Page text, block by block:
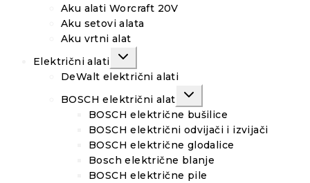
Aku alati Worcraft 20V
Aku setovi alata
Aku vrtni alat
Električni alati
TOGGLE
MENU
DeWalt električni alati
BOSCH električni alat
TOGGLE
MENU
BOSCH električne bušilice
BOSCH električni odvijači i izvijači
BOSCH električne glodalice
Bosch električne blanje
BOSCH električne pile